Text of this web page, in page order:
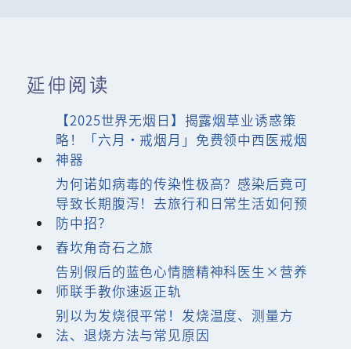
延伸阅读
【2025世界无烟日】揭露烟草业诱惑策
略！「六月‧戒烟月」免费领中西医戒烟
神器
为何诺如病毒的传染性极高？感染后竟可
导致长期腹泻！去旅行和日常生活如何预
防中招？
舂坎角奇石之旅
告别假后的蓝色心情膪精神科医生×营养
师联手教你速返正轨
别以为发烧很平常！发烧温度、测量方
法、退烧方法与常见原因